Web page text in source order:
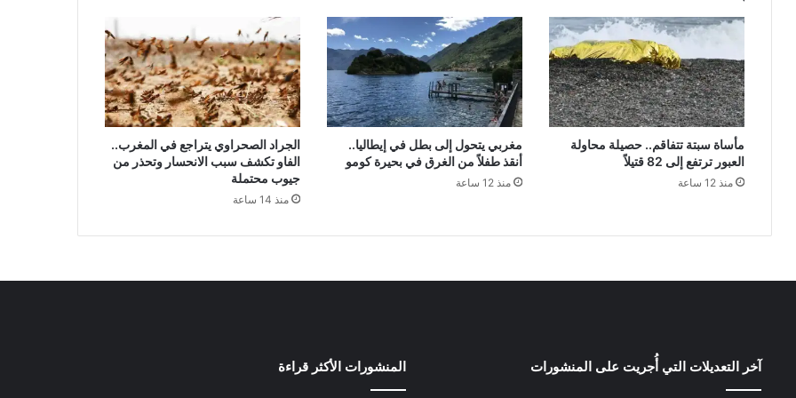
مأساة سبتة تتفاقم.. حصيلة محاولة
العبور ترتفع إلى 82 قتيلاً
منذ 12 ساعة
مغربي يتحول إلى بطل في إيطاليا..
أنقذ طفلاً من الغرق في بحيرة كومو
منذ 12 ساعة
الجراد الصحراوي يتراجع في المغرب..
الفاو تكشف سبب الانحسار وتحذر من
جيوب محتملة
منذ 14 ساعة
آخر التعديلات التي أُجريت على المنشورات المنشورات الأكثر قراءة